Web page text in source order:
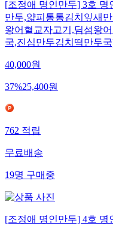
[조정애 명인만두] 3호 명
만두,얇피통통김치잎새
왕어혈교자고기,딤섬왕
국,진심만두김치떡만두
40,000원
37%25,400원
762 적립
무료배송
19명 구매중
[조정애 명인만두] 4호 명